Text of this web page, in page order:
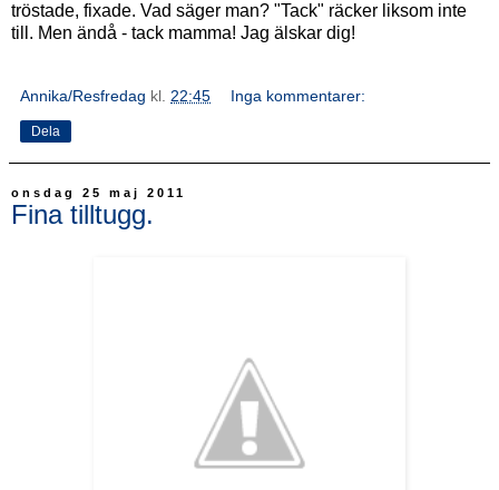
tröstade, fixade. Vad säger man? "Tack" räcker liksom inte
till. Men ändå - tack mamma! Jag älskar dig!
Annika/Resfredag kl. 22:45 Inga kommentarer:
Dela
onsdag 25 maj 2011
Fina tilltugg.